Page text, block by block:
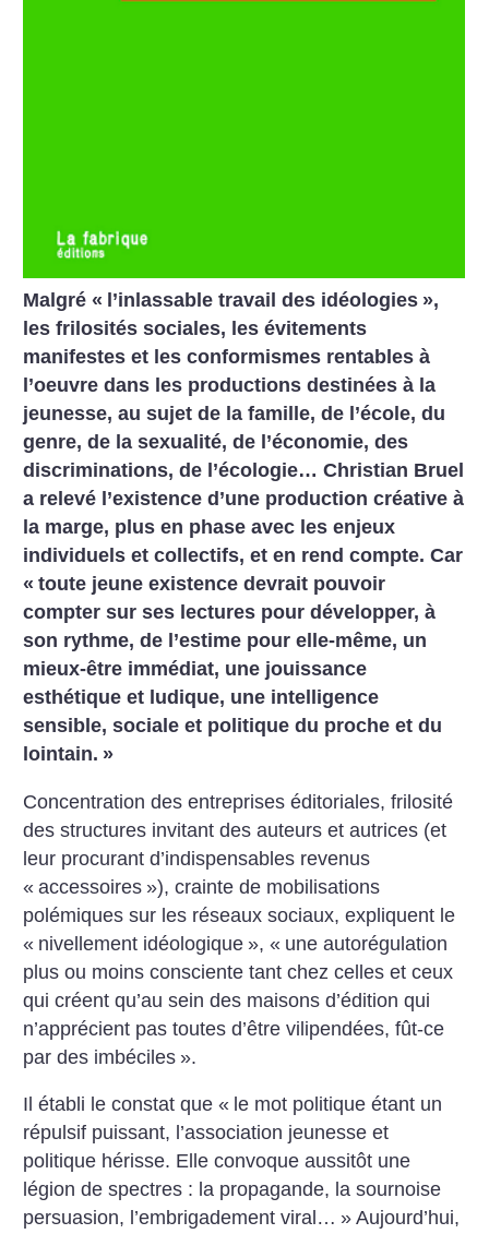
Malgré « l’inlassable travail des idéologies »,
les frilosités sociales, les évitements
manifestes et les conformismes rentables à
l’oeuvre dans les productions destinées à la
jeunesse, au sujet de la famille, de l’école, du
genre, de la sexualité, de l’économie, des
discriminations, de l’écologie… Christian Bruel
a relevé l’existence d’une production créative à
la marge, plus en phase avec les enjeux
individuels et collectifs, et en rend compte. Car
« toute jeune existence devrait pouvoir
compter sur ses lectures pour développer, à
son rythme, de l’estime pour elle-même, un
mieux-être immédiat, une jouissance
esthétique et ludique, une intelligence
sensible, sociale et politique du proche et du
lointain. »
Concentration des entreprises éditoriales, frilosité
des structures invitant des auteurs et autrices (et
leur procurant d’indispensables revenus
« accessoires »), crainte de mobilisations
polémiques sur les réseaux sociaux, expliquent le
« nivellement idéologique », « une autorégulation
plus ou moins consciente tant chez celles et ceux
qui créent qu’au sein des maisons d’édition qui
n’apprécient pas toutes d’être vilipendées, fût-ce
par des imbéciles ».
Il établi le constat que « le mot politique étant un
répulsif puissant, l’association jeunesse et
politique hérisse. Elle convoque aussitôt une
légion de spectres : la propagande, la sournoise
persuasion, l’embrigadement viral… » Aujourd’hui,